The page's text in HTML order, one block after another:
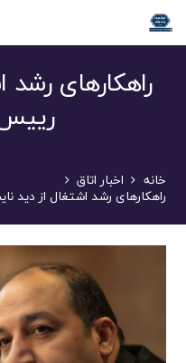
راهکارهای رشد
رییس
خانه اخبار اتاق
راهکارهای رشد اشتغال از دید